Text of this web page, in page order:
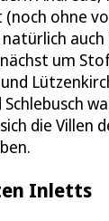
ohne
um
die Villen
Inletts